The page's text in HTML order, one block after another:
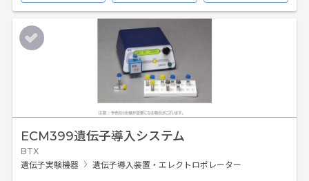
ECM399遺伝子導入システム
BTX
遺伝子実験機器
遺伝子導入装置・エレクトロポレーター